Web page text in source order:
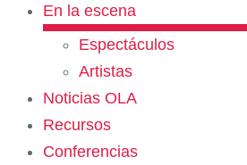
En la escena
Espectáculos
Artistas
Noticias OLA
Recursos
Conferencias